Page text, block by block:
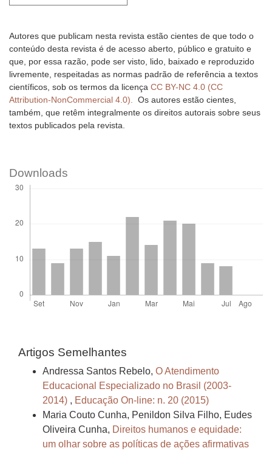
Autores que publicam nesta revista estão cientes de que todo o
conteúdo desta revista é de acesso aberto, público e gratuito e
que, por essa razão, pode ser visto, lido, baixado e reproduzido
livremente, respeitadas as normas padrão de referência a textos
científicos, sob os termos da licença CC BY-NC 4.0 (CC
Attribution-NonCommercial 4.0). Os autores estão cientes,
também, que retêm integralmente os direitos autorais sobre seus
textos publicados pela revista.
Downloads
Artigos Semelhantes
Andressa Santos Rebelo, O Atendimento
Educacional Especializado no Brasil (2003-
2014) , Educação On-line: n. 20 (2015)
Maria Couto Cunha, Penildon Silva Filho, Eudes
Oliveira Cunha, Direitos humanos e equidade:
um olhar sobre as políticas de ações afirmativas